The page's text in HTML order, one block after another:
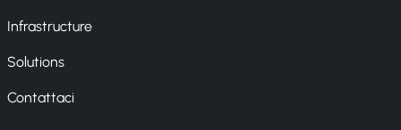
Infrastructure
Solutions
Contattaci